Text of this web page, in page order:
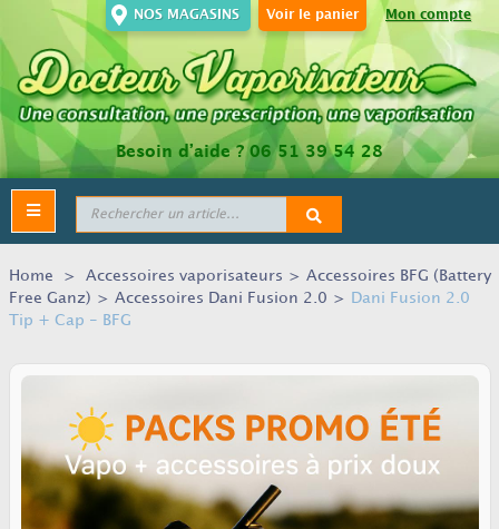
Mon compte
Voir le panier
NOS MAGASINS
Besoin d’aide ?06 51 39 54 28
Toggle
navigation
Home > Accessoires vaporisateurs > Accessoires BFG (Battery
Free Ganz) > Accessoires Dani Fusion 2.0 >
Dani Fusion 2.0
Tip + Cap - BFG